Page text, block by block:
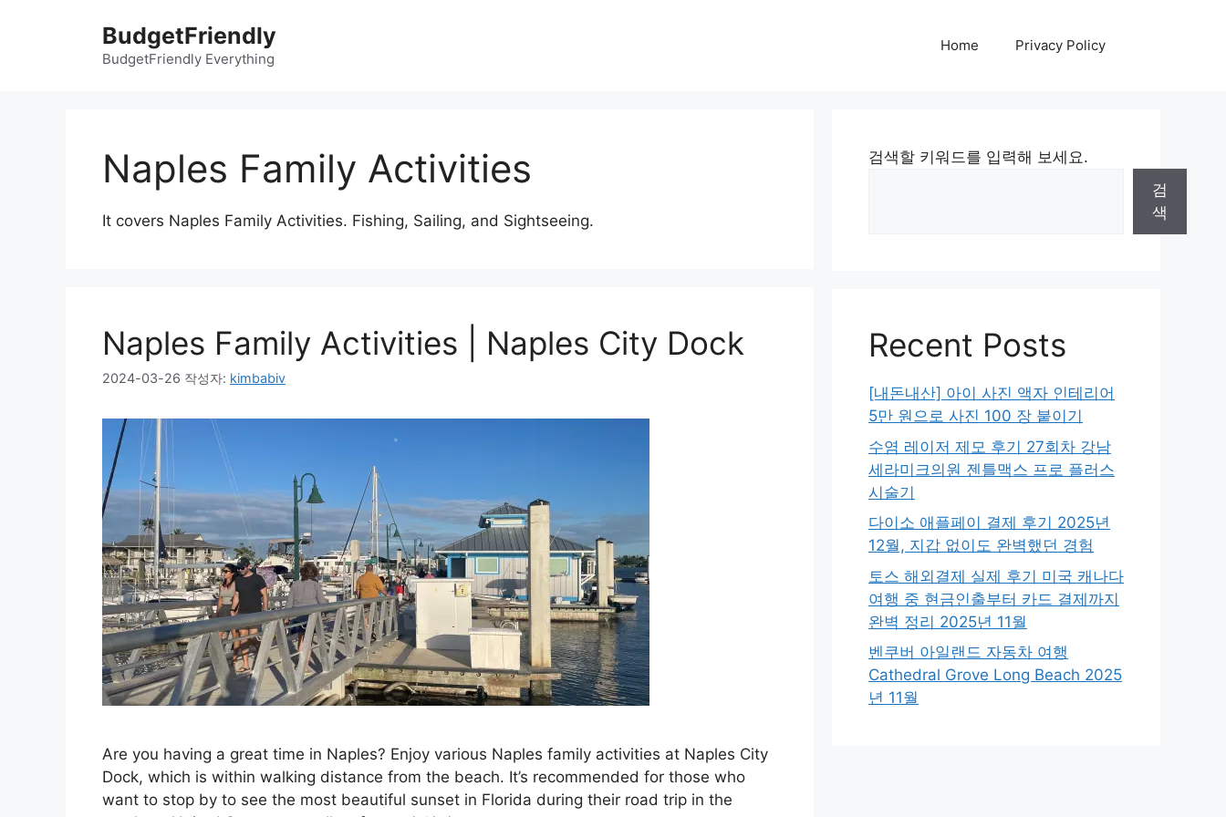
BudgetFriendly
BudgetFriendly Everything
Home Privacy Policy
Naples Family Activities
It covers Naples Family Activities. Fishing, Sailing, and Sightseeing.
Naples Family Activities | Naples City Dock
2024-03-26 작성자: kimbabiv
Are you having a great time in Naples? Enjoy various Naples family activities at Naples City
Dock, which is within walking distance from the beach. It’s recommended for those who
want to stop by to see the most beautiful sunset in Florida during their road trip in the
검색할 키워드를 입력해 보세요.
검
색
Recent Posts
[내돈내산] 아이 사진 액자 인테리어
5만 원으로 사진 100 장 붙이기
수염 레이저 제모 후기 27회차 강남
세라미크의원 젠틀맥스 프로 플러스
시술기
다이소 애플페이 결제 후기 2025년
12월, 지갑 없이도 완벽했던 경험
토스 해외결제 실제 후기 미국 캐나다
여행 중 현금인출부터 카드 결제까지
완벽 정리 2025년 11월
벤쿠버 아일랜드 자동차 여행
Cathedral Grove Long Beach 2025
년 11월